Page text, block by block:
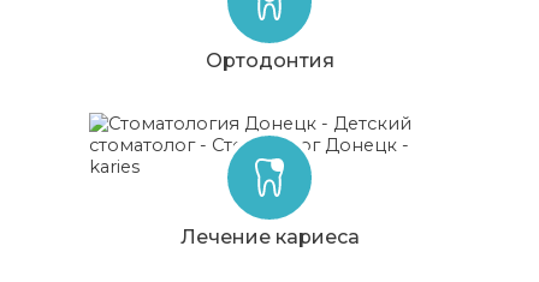
Ортодонтия
Лечение кариеса